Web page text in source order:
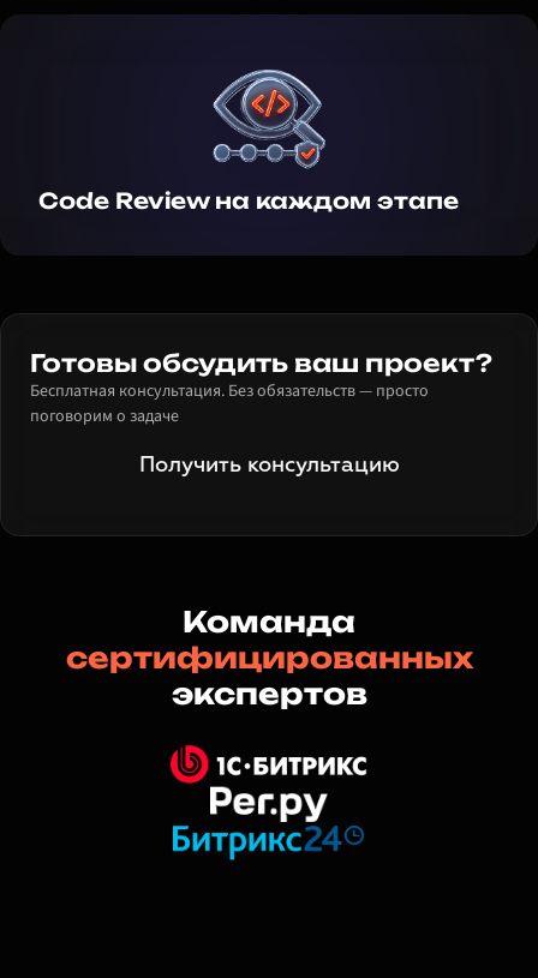
Code Review на каждом этапе
Готовы обсудить ваш проект?
Бесплатная консультация. Без обязательств — просто
поговорим о задаче
Получить консультацию
Команда
сертифицированных
экспертов